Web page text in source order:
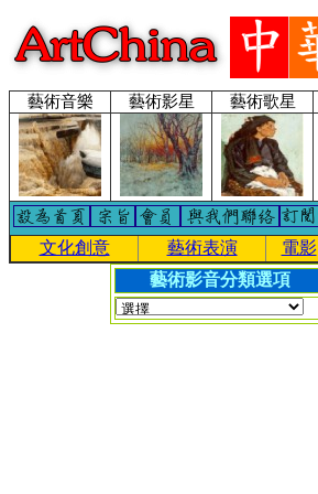
藝術音樂 藝術影星 藝術歌星
文化創意 藝術表演 電影
藝術影音分類選項